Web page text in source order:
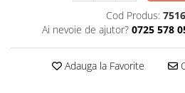
Cod Produs:
Ai nevoie de ajutor? 0725 578
Adauga la Favorite